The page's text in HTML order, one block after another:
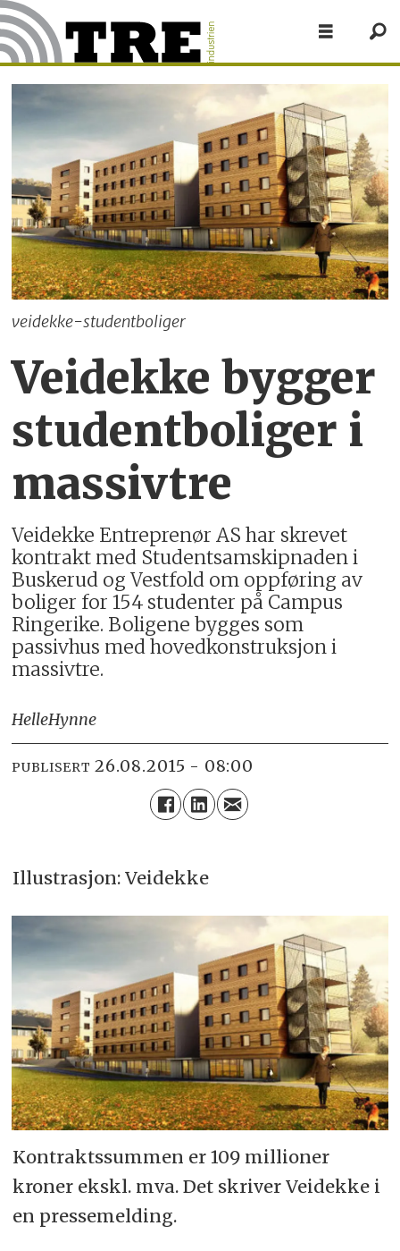
veidekke-studentboliger
Veidekke bygger
studentboliger i
massivtre
Veidekke Entreprenør AS har skrevet
kontrakt med Studentsamskipnaden i
Buskerud og Vestfold om oppføring av
boliger for 154 studenter på Campus
Ringerike. Boligene bygges som
passivhus med hovedkonstruksjon i
massivtre.
HelleHynne
PUBLISERT 26.08.2015 - 08:00
Illustrasjon: Veidekke
Kontraktssummen er 109 millioner
kroner ekskl. mva. Det skriver Veidekke i
en pressemelding.